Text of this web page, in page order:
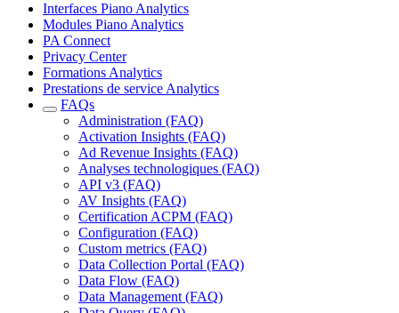
Interfaces Piano Analytics
Modules Piano Analytics
PA Connect
Privacy Center
Formations Analytics
Prestations de service Analytics
FAQs
Administration (FAQ)
Activation Insights (FAQ)
Ad Revenue Insights (FAQ)
Analyses technologiques (FAQ)
API v3 (FAQ)
AV Insights (FAQ)
Certification ACPM (FAQ)
Configuration (FAQ)
Custom metrics (FAQ)
Data Collection Portal (FAQ)
Data Flow (FAQ)
Data Management (FAQ)